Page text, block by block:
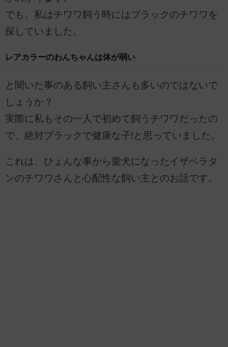
でも、私はチワワ飼う時にはブラックのチワワを
探していました。
レアカラーのわんちゃんは体が弱い
と聞いた事のある飼い主さんも多いのではないで
しょうか？
実際に私もその一人で初めて飼うチワワだったの
で、絶対ブラックで健康な子!と思っていました。
これは、ひょんな事から愛犬になったイザベラタ
ンのチワワさんと心配性な飼い主とのお話です。